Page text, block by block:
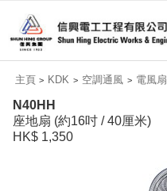
主頁 > KDK > 空調通風 > 電風扇
N40HH
座地扇 (約16吋 / 40厘米)
HK$ 1,350